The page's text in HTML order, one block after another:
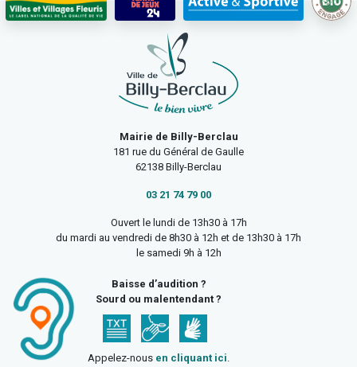
Mairie de Billy-Berclau
181 rue du Général de Gaulle
62138 Billy-Berclau
03 21 74 79 00
Ouvert le lundi de 13h30 à 17h
du mardi au vendredi de 8h30 à 12h et de 13h30 à 17h
le samedi 9h à 12h
Baisse d’audition ?
Sourd ou malentendant ?
Appelez-nous en cliquant ici